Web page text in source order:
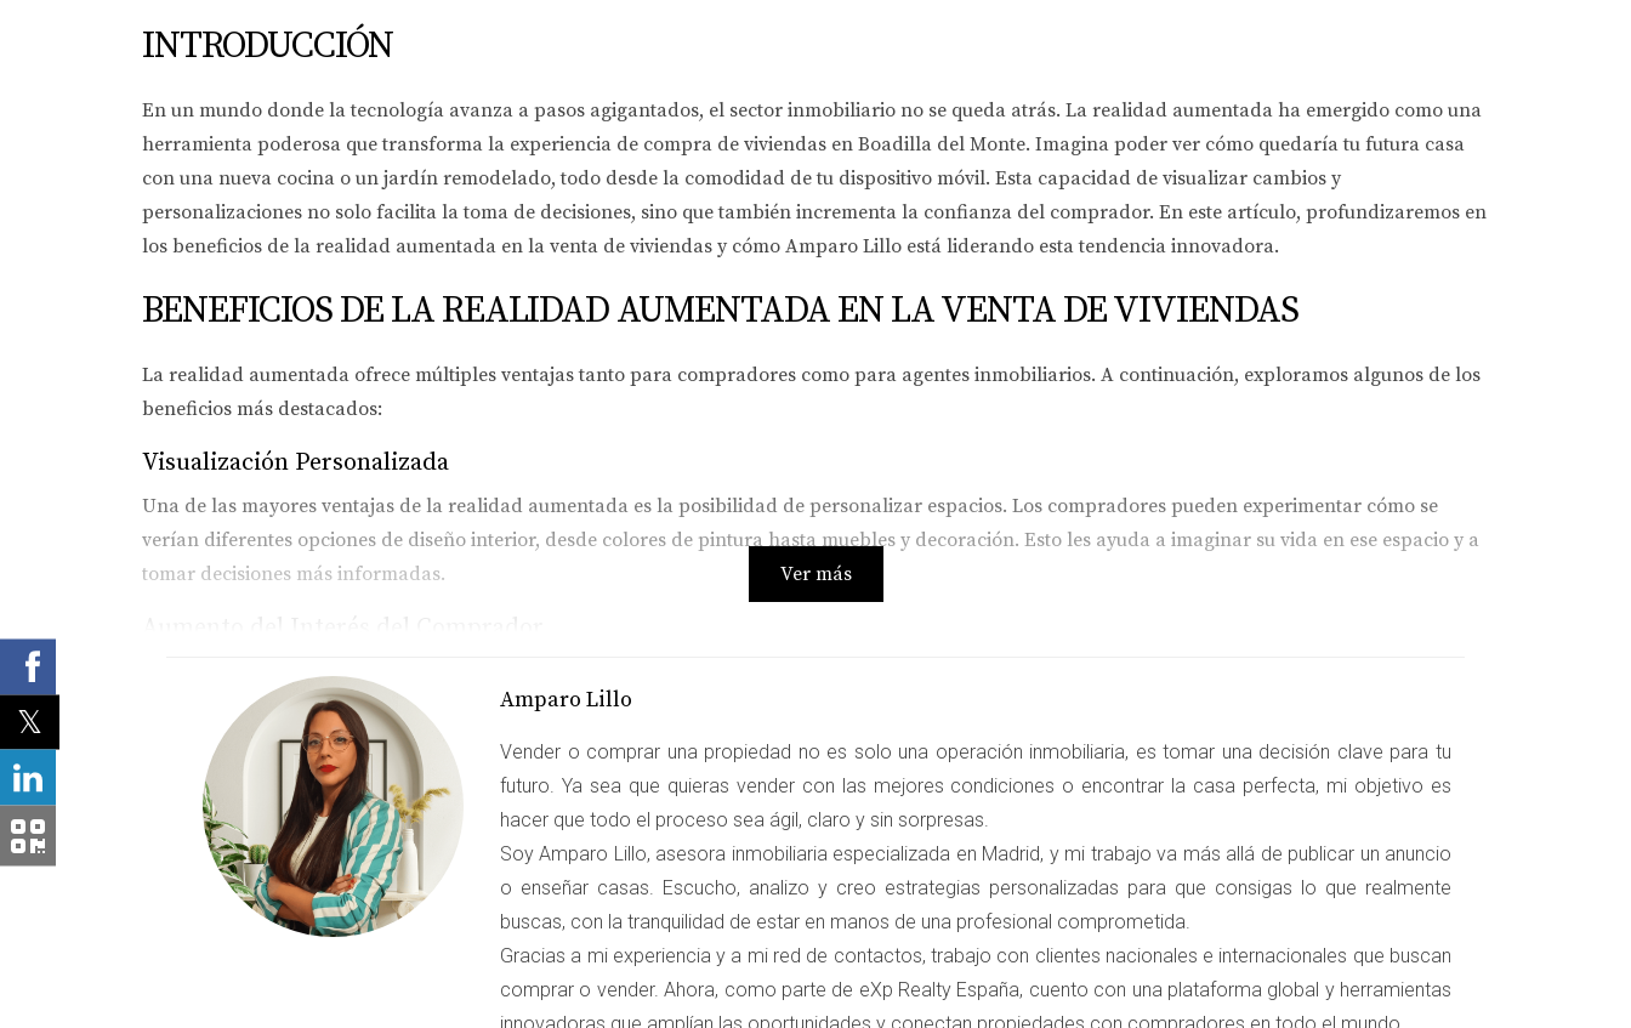
INTRODUCCIÓN
En un mundo donde la tecnología avanza a pasos agigantados, el sector inmobiliario no se queda atrás. La realidad aumentada ha emergido como una
herramienta poderosa que transforma la experiencia de compra de viviendas en Boadilla del Monte. Imagina poder ver cómo quedaría tu futura casa
con una nueva cocina o un jardín remodelado, todo desde la comodidad de tu dispositivo móvil. Esta capacidad de visualizar cambios y
personalizaciones no solo facilita la toma de decisiones, sino que también incrementa la confianza del comprador. En este artículo, profundizaremos en
los beneficios de la realidad aumentada en la venta de viviendas y cómo Amparo Lillo está liderando esta tendencia innovadora.
BENEFICIOS DE LA REALIDAD AUMENTADA EN LA VENTA DE VIVIENDAS
La realidad aumentada ofrece múltiples ventajas tanto para compradores como para agentes inmobiliarios. A continuación, exploramos algunos de los
beneficios más destacados:
Visualización Personalizada
Una de las mayores ventajas de la realidad aumentada es la posibilidad de personalizar espacios. Los compradores pueden experimentar cómo se
verían diferentes opciones de diseño interior, desde colores de pintura hasta muebles y decoración. Esto les ayuda a imaginar su vida en ese espacio y a
tomar decisiones más informadas.
La interacción con propiedades a través de la realidad aumentada genera un mayor interés por parte del comprador. Al poder visualizar las
posibilidades, es más probable que se sientan atraídos por una propiedad específica. Esto es especialmente relevante en un mercado competitivo como
el de Boadilla del Monte.
Reducción del Tiempo en el Proceso de Venta
La realidad aumentada puede acelerar el proceso de venta al reducir las visitas físicas necesarias. Los compradores pueden explorar varias
propiedades virtualmente antes de decidir cuáles desean visitar en persona, lo que optimiza el tiempo tanto para ellos como para los agentes
inmobiliarios.
CASOS PRÁCTICOS DE REALIDAD AUMENTADA
Ver más
Amparo Lillo
Vender o comprar una propiedad no es solo una operación inmobiliaria, es tomar una decisión clave para tu
futuro. Ya sea que quieras vender con las mejores condiciones o encontrar la casa perfecta, mi objetivo es
hacer que todo el proceso sea ágil, claro y sin sorpresas.
Soy Amparo Lillo, asesora inmobiliaria especializada en Madrid, y mi trabajo va más allá de publicar un anuncio
o enseñar casas. Escucho, analizo y creo estrategias personalizadas para que consigas lo que realmente
buscas, con la tranquilidad de estar en manos de una profesional comprometida.
Gracias a mi experiencia y a mi red de contactos, trabajo con clientes nacionales e internacionales que buscan
comprar o vender. Ahora, como parte de eXp Realty España, cuento con una plataforma global y herramientas